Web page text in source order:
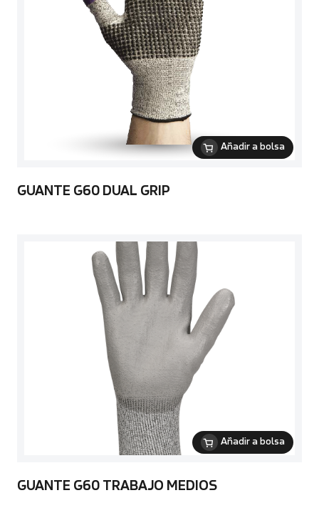
Añadir a bolsa
GUANTE G60 DUAL GRIP
Añadir a bolsa
GUANTE G60 TRABAJO MEDIOS